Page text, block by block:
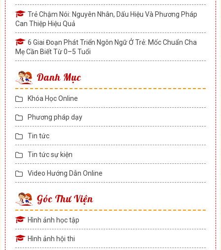
Trẻ Chậm Nói: Nguyên Nhân, Dấu Hiệu Và Phương Pháp
Can Thiệp Hiệu Quả
6 Giai Đoạn Phát Triển Ngôn Ngữ Ở Trẻ: Mốc Chuẩn Cha
Mẹ Cần Biết Từ 0–5 Tuổi
Danh Mục
Khóa Học Online
Phương pháp dạy
Tin tức
Tin tức sự kiện
Video Hướng Dẫn Online
Góc Thư Viện
Hình ảnh học tập
Hình ảnh hội thi